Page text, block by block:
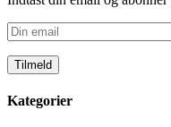
Din
email
Kategorier